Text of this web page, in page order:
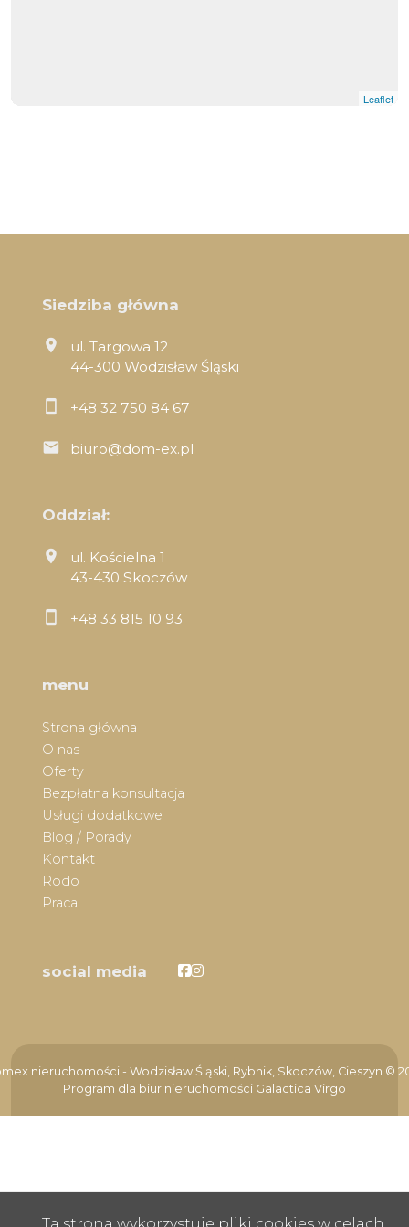
Leaflet
Siedziba główna
ul. Targowa 12
44-300 Wodzisław Śląski
+48 32 750 84 67
biuro@dom-ex.pl
Oddział:
ul. Kościelna 1
43-430 Skoczów
+48 33 815 10 93
menu
Strona główna
O nas
Oferty
Bezpłatna konsultacja
Usługi dodatkowe
Blog / Porady
Kontakt
Rodo
Praca
social media Facebook
Facebook
nieruchomości - Wodzisław Śląski, Rybnik, Skoczów, Cieszyn ©
Program dla biur nieruchomości Galactica Virgo
Ta strona wykorzystuje pliki cookies w celach